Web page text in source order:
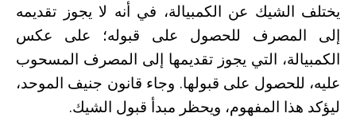
يختلف الشيك عن الكمبيالة، في أنه لا يجوز تقديمه
إلى المصرف للحصول على قبوله؛ على عكس
الكمبيالة، التي يجوز تقديمها إلى المصرف المسحوب
عليه، للحصول على قبولها. وجاء قانون جنيف الموحد،
ليؤكد هذا المفهوم، ويحظر مبدأ قبول الشيك.